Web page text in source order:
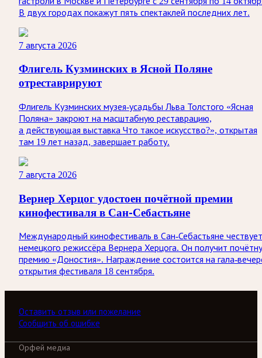
В двух городах покажут пять спектаклей последних лет.
7 августа 2026
Флигель Кузминских в Ясной Поляне
отреставрируют
Флигель Кузминских музея-усадьбы Льва Толстого «Ясная
Поляна» закроют на масштабную реставрацию,
а действующая выставка Что такое искусство?», открытая
там 19 лет назад, завершает работу.
7 августа 2026
Вернер Херцог удостоен почётной премии
кинофестиваля в Сан-Себастьяне
Международный кинофестиваль в Сан-Себастьяне чествует
немецкого режиссёра Вернера Херцога. Он получит
премию «Доностия». Награждение состоится на гала-
открытия фестиваля 18 сентября.
Оставить отзыв или пожелание
Сообщить об ошибке
Орфей медиа